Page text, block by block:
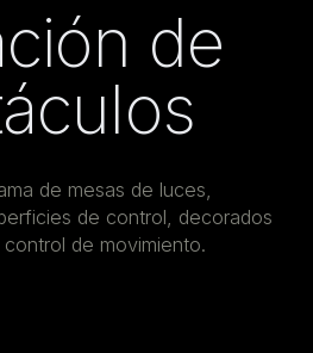
de
de mesas de luces,
de control, decorados
de movimiento.